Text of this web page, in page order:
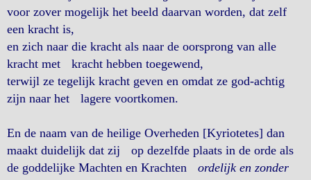
voor zover mogelijk het beeld daarvan worden, dat zelf
een kracht is,
en zich naar die kracht als naar de oorsprong van alle
kracht met kracht hebben toegewend,
terwijl ze tegelijk kracht geven en omdat ze god-achtig
zijn naar het lagere voortkomen.
En de naam van de heilige Overheden [Kyriotetes] dan
maakt duidelijk dat zij op dezelfde plaats in de orde als
de goddelijke Machten en Krachten ordelijk en zonder